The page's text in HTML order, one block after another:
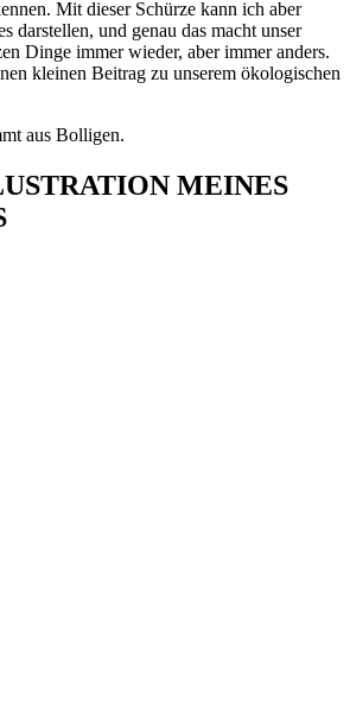
Mit dieser Schürze kann ich aber
darstellen, und genau das macht unser
Dinge immer wieder, aber immer anders.
kleinen Beitrag zu unserem ökologischen
aus Bolligen.
MEINES